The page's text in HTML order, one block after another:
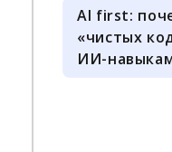
AI first:
«чистых
ИИ-